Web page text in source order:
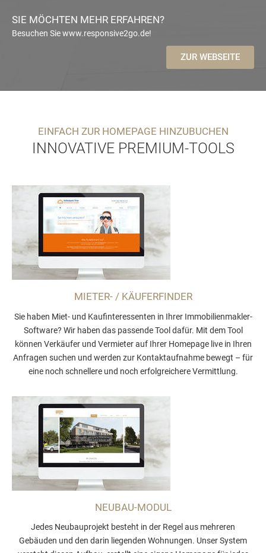
SIE MÖCHTEN MEHR ERFAHREN?
Besuchen Sie www.responsive2go.de!
ZUR WEBSEITE
EINFACH ZUR HOMEPAGE HINZUBUCHEN
INNOVATIVE PREMIUM-TOOLS
MIETER- / KÄUFERFINDER
Sie haben Miet- und Kaufinteressenten in Ihrer Immobilienmakler-
Software? Wir haben das passende Tool dafür. Mit dem Tool
können Verkäufer und Vermieter auf Ihrer Homepage live in Ihren
Anfragen suchen und werden zur Kontaktaufnahme bewegt – für
eine noch schnellere und noch erfolgreichere Vermittlung.
NEUBAU-MODUL
Jedes Neubauprojekt besteht in der Regel aus mehreren
Gebäuden und den darin liegenden Wohnungen. Unser System